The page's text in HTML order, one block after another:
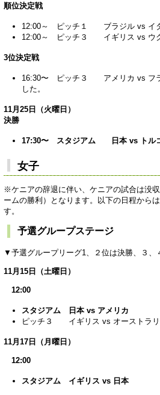
順位決定戦
12:00～ ピッチ１ ブラジル vs イ
12:00～ ピッチ３ イギリス vs ウ
3位決定戦
16:30〜 ピッチ３ アメリカ vs フ
した。
11月25日（火曜日）
決勝
17:30〜 スタジアム 日本 vs トル
女子
※ケニアの辞退に伴い、ケニアの試合は没
ームの勝利）となります。以下の日程から
す。
予選グループステージ
▼予選グループリーグ1、２位は決勝、３、
11月15日（土曜日）
12:00
スタジアム 日本 vs アメリカ
ピッチ３ イギリス vs オーストラ
11月17日（月曜日）
12:00
スタジアム イギリス vs 日本